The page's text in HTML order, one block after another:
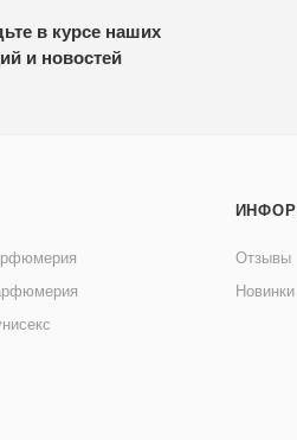
в курсе наших
и новостей
Отзывы
Новинки